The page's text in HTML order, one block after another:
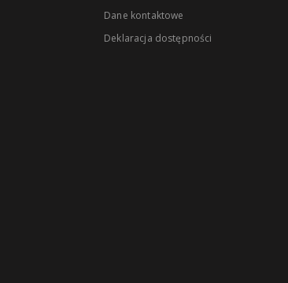
Dane kontaktowe
Deklaracja dostępności